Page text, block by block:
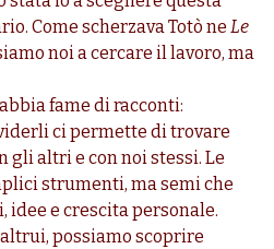
Come scherzava Totò ne Le
noi a cercare il lavoro, ma
fame di racconti:
ci permette di trovare
gli altri e con noi stessi. Le
strumenti, ma semi che
e crescita personale.
possiamo scoprire